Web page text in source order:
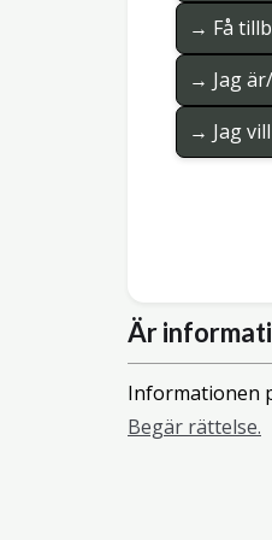
→ Få
→ Jag
→ Jag
Är
Informationen
Begär rättelse.